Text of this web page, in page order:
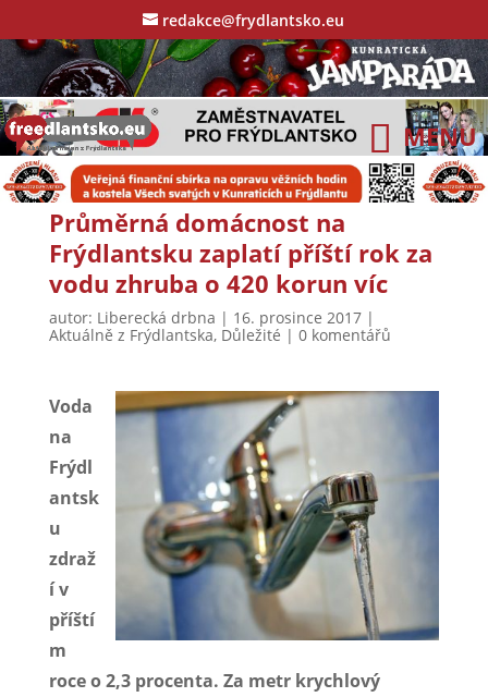
redakce@frydlantsko.eu
Průměrná domácnost na
Frýdlantsku zaplatí příští rok za
vodu zhruba o 420 korun víc
autor: Liberecká drbna | 16. prosince 2017|
Aktuálně z Frýdlantska, Důležité | 0 komentářů
Voda
na
Frýdl
antsk
u
zdraž
í v
příští
m
roce o 2,3 procenta. Za metr krychlový